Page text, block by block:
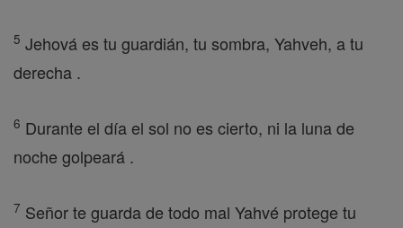
5 Jehová es tu guardián, tu sombra, Yahveh, a tu
derecha .
6 Durante el día el sol no es cierto, ni la luna de
noche golpeará .
7 Señor te guarda de todo mal Yahvé protege tu